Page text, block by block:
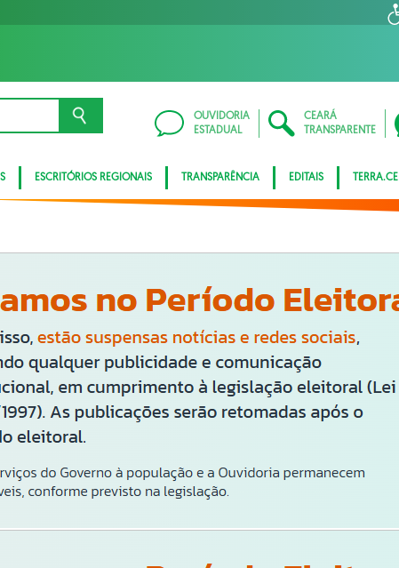
OUVIDORIA
ESTADUAL
CEARÁ
TRANSPARENTE
ESCRITÓRIOS REGIONAIS TRANSPARÊNCIA EDITAIS TERRA.CE